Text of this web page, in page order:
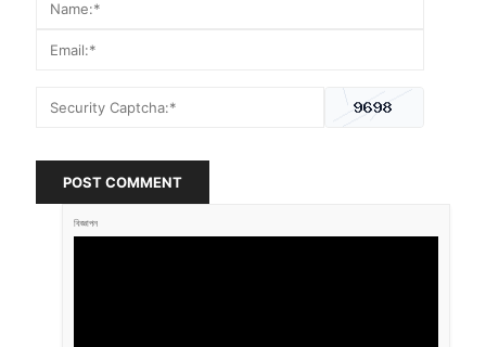
POST COMMENT
বিজ্ঞাপন